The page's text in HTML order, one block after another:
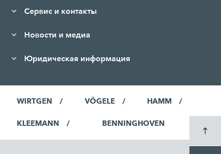
Сервис и контакты
Новости и медиа
Юридическая информация
WIRTGEN VÖGELE HAMM
KLEEMANN BENNINGHOVEN